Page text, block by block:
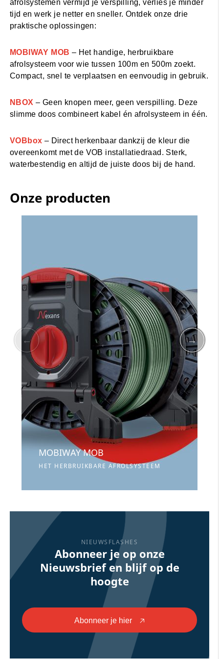
afrolsystemen vermijd je verspilling, verlies je minder
tijd en werk je netter en sneller. Ontdek onze drie
praktische oplossingen:
MOBIWAY MOB – Het handige, herbruikbare
afrolsysteem voor wie tussen 100m en 500m zoekt.
Compact, snel te verplaatsen en eenvoudig in gebruik.
NBOX – Geen knopen meer, geen verspilling. Deze
slimme doos combineert kabel én afrolsysteem in één.
VOBbox – Direct herkenbaar dankzij de kleur die
overeenkomt met de VOB installatiedraad. Sterk,
waterbestendig en altijd de juiste doos bij de hand.
Onze producten
MOBIWAY MOB
HET HERBRUIKBARE AFROLSYSTEEM
NIEUWSFLASHES
Abonneer je op onze
Nieuwsbrief en blijf op de
hoogte
Abonneer je hier 🡥